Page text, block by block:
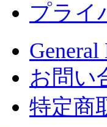
プライ
お問い
特定商